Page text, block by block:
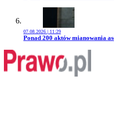
07.08.2026 | 11:29
Przejdź do artykułu:
Ponad 200 aktów mianowania